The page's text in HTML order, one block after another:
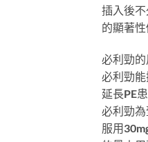
插入後
的顯著
必利勁
必利勁
延長PE
必利勁
服用